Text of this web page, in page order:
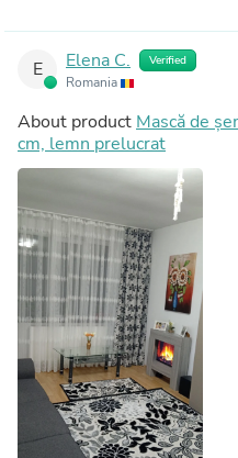
E Elena C. Verified
Romania
About product Mască de
cm, lemn prelucrat